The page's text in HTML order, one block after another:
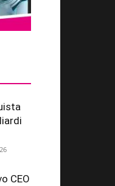
CEO